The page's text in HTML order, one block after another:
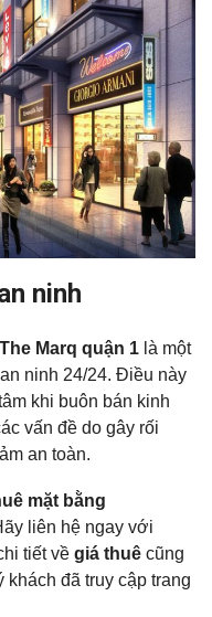
ninh
Marq quận 1 là một
ninh 24/24. Điều này
khi buôn bán kinh
vấn đề do gây rối
an toàn.
mặt bằng
liên hệ ngay với
tiết về giá thuê cũng
đã truy cập trang